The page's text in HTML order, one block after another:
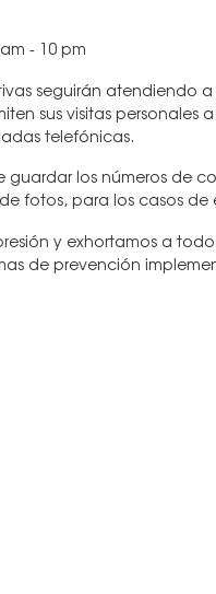
- 10 pm
seguirán atendiendo a
sus visitas personales
telefónicas.
guardar los números de
fotos, para los casos de
y exhortamos a
de prevención